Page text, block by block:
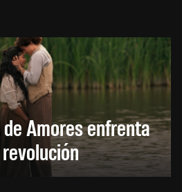
Amores enfrenta